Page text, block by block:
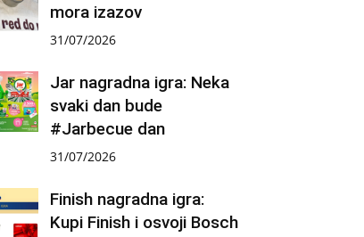
mora izazov
31/07/2026
Jar nagradna igra: Neka
svaki dan bude
#Jarbecue dan
31/07/2026
Finish nagradna igra:
Kupi Finish i osvoji Bosch